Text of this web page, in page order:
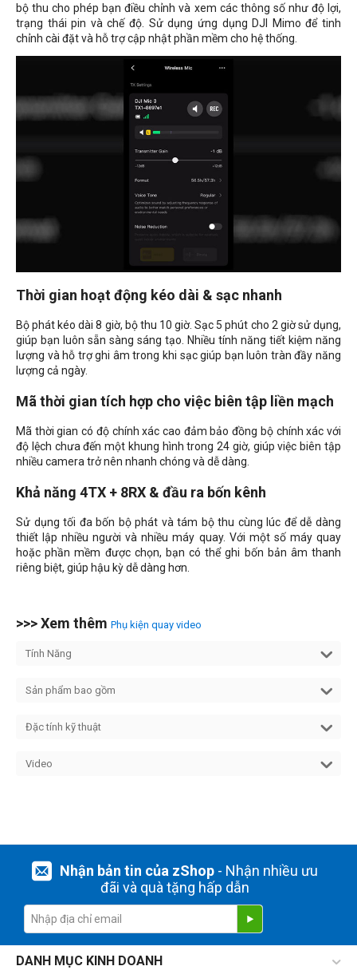
bộ thu cho phép bạn điều chỉnh và xem các thông số như độ lợi,
trạng thái pin và chế độ. Sử dụng ứng dụng DJI Mimo để tinh
chỉnh cài đặt và hỗ trợ cập nhật phần mềm cho hệ thống.
Thời gian hoạt động kéo dài & sạc nhanh
Bộ phát kéo dài 8 giờ, bộ thu 10 giờ. Sạc 5 phút cho 2 giờ sử dụng,
giúp bạn luôn sẵn sàng sáng tạo. Nhiều tính năng tiết kiệm năng
lượng và hỗ trợ ghi âm trong khi sạc giúp bạn luôn tràn đầy năng
lượng cả ngày.
Mã thời gian tích hợp cho việc biên tập liền mạch
Mã thời gian có độ chính xác cao đảm bảo đồng bộ chính xác với
độ lệch chưa đến một khung hình trong 24 giờ, giúp việc biên tập
nhiều camera trở nên nhanh chóng và dễ dàng.
Khả năng 4TX + 8RX & đầu ra bốn kênh
Sử dụng tối đa bốn bộ phát và tám bộ thu cùng lúc để dễ dàng
thiết lập nhiều người và nhiều máy quay. Với một số máy quay
hoặc phần mềm được chọn, bạn có thể ghi bốn bản âm thanh
riêng biệt, giúp hậu kỳ dễ dàng hơn.
>>> Xem thêm Phụ kiện quay video
Tính Năng
Sản phẩm bao gồm
Đặc tính kỹ thuật
Video
Nhận bản tin của zShop- Nhận nhiều ưu
đãi và quà tặng hấp dẫn
DANH MỤC KINH DOANH